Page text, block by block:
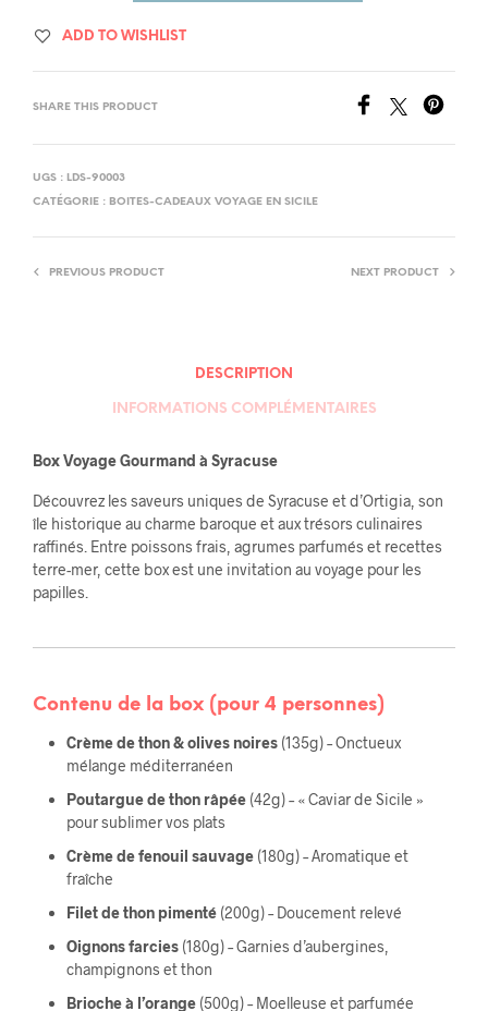
ADD TO WISHLIST
SHARE THIS PRODUCT
UGS : LDS-90003
CATÉGORIE : BOITES-CADEAUX VOYAGE EN SICILE
PREVIOUS PRODUCT NEXT PRODUCT
DESCRIPTION
INFORMATIONS COMPLÉMENTAIRES
Box Voyage Gourmand à Syracuse
Découvrez les saveurs uniques de Syracuse et d’Ortigia, son
île historique au charme baroque et aux trésors culinaires
raffinés. Entre poissons frais, agrumes parfumés et recettes
terre-mer, cette box est une invitation au voyage pour les
papilles.
Contenu de la box (pour 4 personnes)
Crème de thon & olives noires(135g) – Onctueux
mélange méditerranéen
Poutargue de thon râpée(42g) – « Caviar de Sicile »
pour sublimer vos plats
Crème de fenouil sauvage(180g) – Aromatique et
fraîche
Filet de thon pimenté(200g) – Doucement relevé
Oignons farcies(180g) – Garnies d’aubergines,
champignons et thon
Brioche à l’orange(500g) – Moelleuse et parfumée